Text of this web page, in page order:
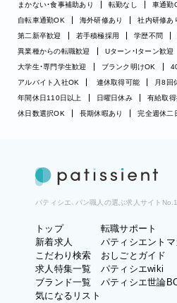
まかない・食事補助あり
転勤なし 車通勤
自転車通勤OK
海外研修あり 社内研修あ
第二新卒歓迎
若手積極採用 学歴不問
異業種からの転職歓迎
Uターン・Iターン歓迎
大学生・専門学生歓迎
ブランク明けOK
アルバイト入社OK
連休取得可能 月8回
年間休日110日以上
日曜日休み 有給取
休日数選択OK
長期休暇あり 完全週休二
パティシエ、パン職人の選ぶ求人サイトNo.1
トップ
新着求人
こだわり検索
求人特集一覧
ブランド一覧
気になるリスト
転職サポート
パティシエントマ
おしごとガイド
パティシエwiki
パティシエ世論